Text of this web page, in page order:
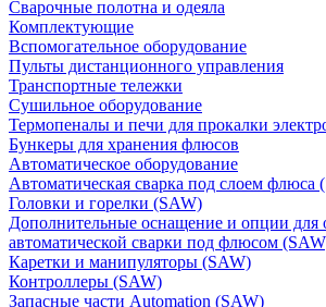
Сварочные полотна и одеяла
Комплектующие
Вспомогательное оборудование
Пульты дистанционного управления
Транспортные тележки
Сушильное оборудование
Термопеналы и печи для прокалки
Бункеры для хранения флюсов
Автоматическое оборудование
Автоматическая сварка под слоем флюса
Головки и горелки (SAW)
Дополнительные оснащение и опции для
автоматической сварки под флюсом
Каретки и манипуляторы (SAW)
Контроллеры (SAW)
Запасные части Automation (SAW)